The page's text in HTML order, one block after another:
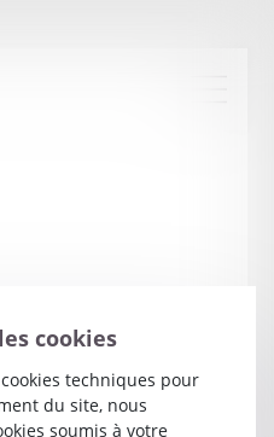
cookies
techniques pour
du site, nous
soumis à votre